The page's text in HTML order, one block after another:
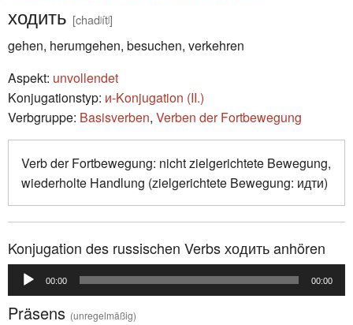
ходить [chadʲítʲ]
gehen, herumgehen, besuchen, verkehren
Aspekt: unvollendet
Konjugationstyp: и-Konjugation (II.)
Verbgruppe: Basisverben, Verben der Fortbewegung
Verb der Fortbewegung: nicht zielgerichtete Bewegung,
wiederholte Handlung (zielgerichtete Bewegung: идти)
Konjugation des russischen Verbs ходить anhören
Audio-
Player
00:00 00:00
Präsens (unregelmäßig)